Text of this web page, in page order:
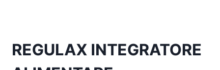
REGULAX INTEGRATORE